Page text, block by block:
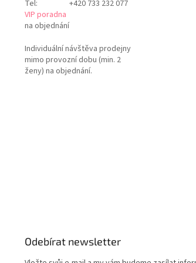
Tel:
+420 733 232 077
VIP poradna
na objednání
Individuální návštěva prodejny
mimo provozní dobu (min. 2
ženy) na objednání.
Odebírat newsletter